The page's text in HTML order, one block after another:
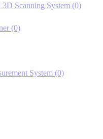
3D Scanning System (0)
(0)
System (0)